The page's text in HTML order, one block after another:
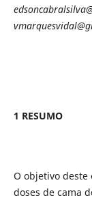
1 RESUMO
O objetivo
doses de cama